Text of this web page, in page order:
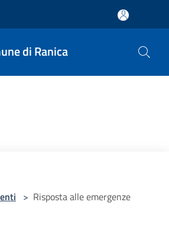
di Ranica
> Risposta alle emergenze